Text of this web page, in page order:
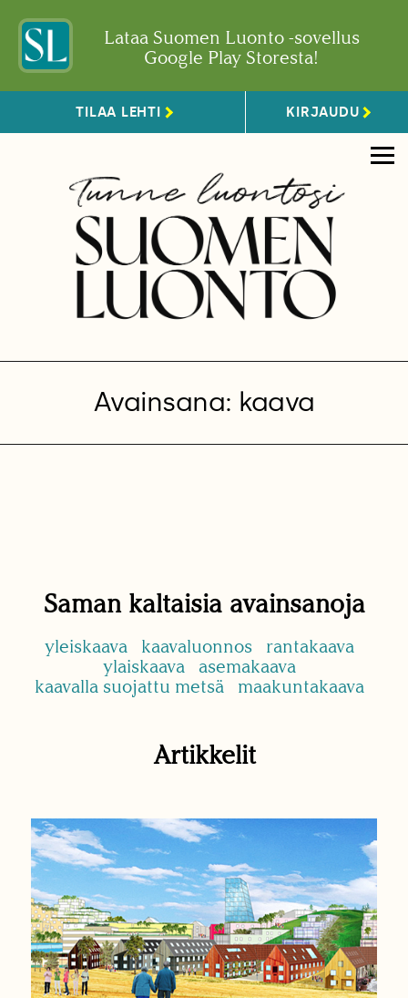
Lataa Suomen Luonto -sovellus
Google Play Storesta!
TILAA LEHTI KIRJAUDU
Avainsana: kaava
Saman kaltaisia avainsanoja
yleiskaava kaavaluonnos
rantakaava
ylaiskaava
asemakaava
kaavalla suojattu metsä
maakuntakaava
Artikkelit